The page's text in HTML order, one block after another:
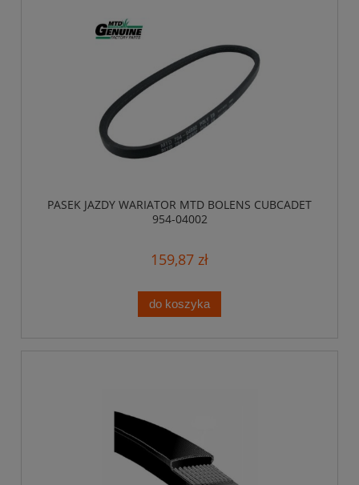
PASEK JAZDY WARIATOR MTD BOLENS CUBCADET
954-04002
159,87 zł
do koszyka